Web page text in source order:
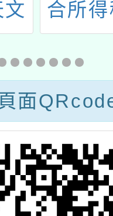
合所
間自
日起
面